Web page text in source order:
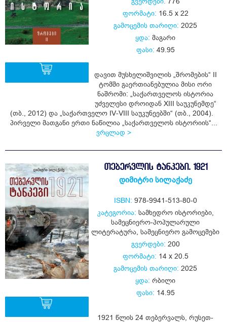
ფორმატი: 16.5 x 22
გამოცემის თარიღი: 2025
ყდა: მაგარი
ფასი: 49.95
დავით მუსხელიშვილის „შრომების“ II
ტომში გაერთიანებულია მისი ორი
ნაშრომი: „საქართველოს ისტორია
უძველესი დროიდან XIII საუკუნემდე“
(თბ., 2012) და „საქართველო IV-VIII საუკუნეებში“ (თბ., 2004).
პირველი მათგანი ერთი ნაწილია „საქართველოს ისტორიის“...
ვრცლად >
ᲗᲔᲑᲔᲠᲕᲚᲘᲡ ᲢᲐᲜᲙᲔᲑᲘ. 1921
დიმიტრი სილაქაძე
ISBN: 978-9941-513-80-0
კატეგორია: სამხედრო ისტორიები,
სამეცნიერო-პოპულარული
ლიტერატურა სამეცნიერო გამოცემები
გვერდები: 200
ფორმატი: 14 x 20.5
გამოცემის თარიღი: 2025
ყდა: რბილი
ფასი: 14.95
1921 წლის 24 თებერვალს, რუსეთ-